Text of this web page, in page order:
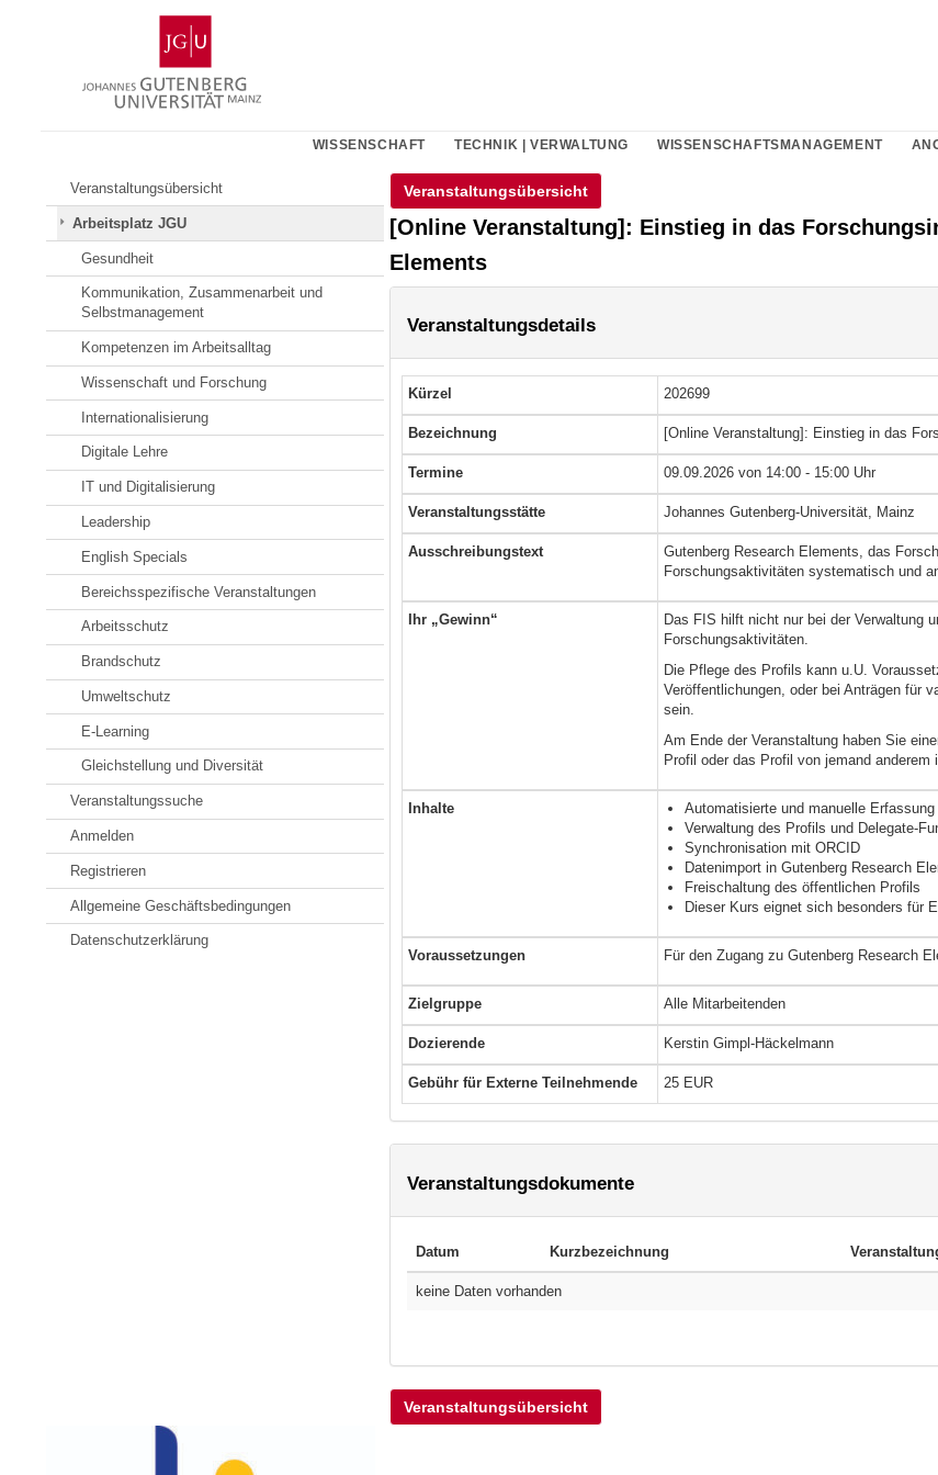
Gutenberg-
Universität
Mainz
WISSENSCHAFT TECHNIK | VERWALTUNG WISSENSCHAFTSMANAGEMENT
Veranstaltungsübersicht
Arbeitsplatz JGU
Gesundheit
Kommunikation, Zusammenarbeit und
Selbstmanagement
Kompetenzen im Arbeitsalltag
Wissenschaft und Forschung
Internationalisierung
Digitale Lehre
IT und Digitalisierung
Leadership
English Specials
Bereichsspezifische Veranstaltungen
Arbeitsschutz
Brandschutz
Umweltschutz
E-Learning
Gleichstellung und Diversität
Veranstaltungssuche
Anmelden
Registrieren
Allgemeine Geschäftsbedingungen
Datenschutzerklärung
Veranstaltungsübersicht
[Online Veranstaltung]: Einstieg in das
Elements
Veranstaltungsdetails
Kürzel 202699
Bezeichnung [Online Veranstaltung]: Einstieg in das
Termine 09.09.2026 von 14:00 - 15:00 Uhr
Veranstaltungsstätte Johannes Gutenberg-Universität, Mainz
Ausschreibungstext
Gutenberg Research Elements, das
Forschungsaktivitäten systematisch und
Ihr „Gewinn“
Das FIS hilft nicht nur bei der Verwaltung
Forschungsaktivitäten.
Die Pflege des Profils kann u.U.
Veröffentlichungen, oder bei Anträgen für
sein.
Am Ende der Veranstaltung haben Sie
Profil oder das Profil von jemand anderem
Inhalte
Automatisierte und manuelle
Verwaltung des Profils und Delegate-
Synchronisation mit ORCID
Datenimport in Gutenberg Research
Freischaltung des öffentlichen Profils
Dieser Kurs eignet sich besonders für
Voraussetzungen Für den Zugang zu Gutenberg Research
Zielgruppe Alle Mitarbeitenden
Dozierende Kerstin Gimpl-Häckelmann
Gebühr für Externe Teilnehmende 25 EUR
Veranstaltungsdokumente
Datum Kurzbezeichnung
keine Daten vorhanden
Veranstaltungsübersicht